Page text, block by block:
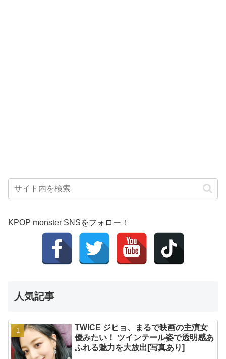
KPOP monster SNSをフォロー！
人気記事
TWICE ジヒョ、まるで映画の主演女
優みたい！ ツインテール姿で透明感あ
ふれる魅力を大放出[写真あり]